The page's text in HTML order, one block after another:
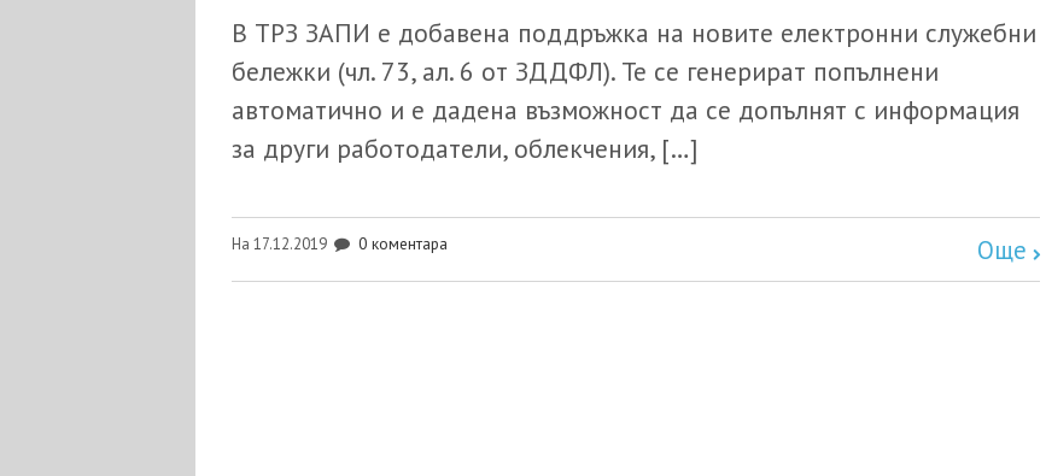
В ТРЗ ЗАПИ е добавена поддръжка на новите електронни служебни
бележки (чл. 73, ал. 6 от ЗДДФЛ). Те се генерират попълнени
автоматично и е дадена възможност да се допълнят с информация
за други работодатели, облекчения, […]
На 17.12.2019 0 коментара Още